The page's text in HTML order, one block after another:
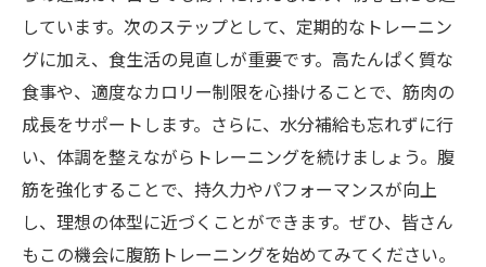
しています。次のステップとして、定期的なトレーニン
グに加え、食生活の見直しが重要です。高たんぱく質な
食事や、適度なカロリー制限を心掛けることで、筋肉の
成長をサポートします。さらに、水分補給も忘れずに行
い、体調を整えながらトレーニングを続けましょう。腹
筋を強化することで、持久力やパフォーマンスが向上
し、理想の体型に近づくことができます。ぜひ、皆さん
もこの機会に腹筋トレーニングを始めてみてください。